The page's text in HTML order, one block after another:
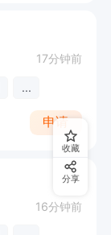
17分钟前
...
申请
16分钟前
收藏
分享